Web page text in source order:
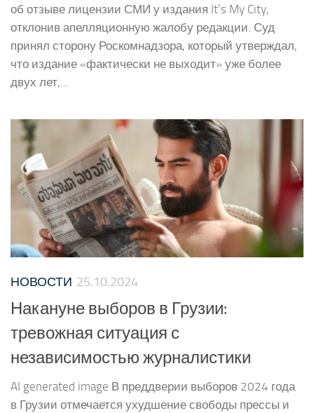
об отзыве лицензии СМИ у издания It’s My City,
отклонив апелляционную жалобу редакции. Суд
принял сторону Роскомнадзора, который утверждал,
что издание «фактически не выходит» уже более
двух лет,...
НОВОСТИ 25.10.2024
Накануне выборов в Грузии:
тревожная ситуация с
независимостью журналистики
AI generated image В преддверии выборов 2024 года
в Грузии отмечается ухудшение свободы прессы и